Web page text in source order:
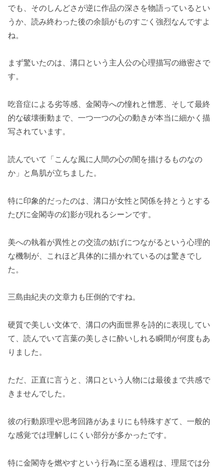
でも、そのしんどさが逆に作品の深さを物語っているとい
うか、読み終わった後の余韻がものすごく強烈なんですよ
ね。
まず驚いたのは、溝口という主人公の心理描写の緻密さで
す。
吃音症による劣等感、金閣寺への憧れと憎悪、そして最終
的な破壊衝動まで、一つ一つの心の動きが本当に細かく描
写されています。
読んでいて「こんな風に人間の心の闇を描けるものなの
か」と鳥肌が立ちました。
特に印象的だったのは、溝口が女性と関係を持とうとする
たびに金閣寺の幻影が現れるシーンです。
美への執着が異性との交流の妨げにつながるという心理的
な機制が、これほど具体的に描かれているのは驚きでし
た。
三島由紀夫の文章力も圧倒的ですね。
硬質で美しい文体で、溝口の内面世界を詩的に表現してい
て、読んでいて言葉の美しさに酔いしれる瞬間が何度もあ
りました。
ただ、正直に言うと、溝口という人物には最後まで共感で
きませんでした。
彼の行動原理や思考回路があまりにも特殊すぎて、一般的
な感覚では理解しにくい部分が多かったです。
特に金閣寺を燃やすという行為に至る過程は、理屈では分